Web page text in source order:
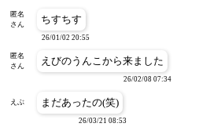
匿名
さん
ちすちす
26/01/02 20:55
匿名
さん
えびのうんこから来ました
26/02/08 07:34
えぶ まだあったの(笑)
26/03/21 08:53